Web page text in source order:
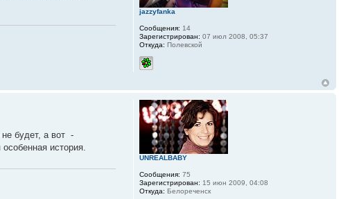
jazzyfanka
Сообщения: 14
Зарегистрирован: 07 июл 2008, 05:37
Откуда: Полевской
будет, а вот -
история.
UNREALBABY
Сообщения: 75
Зарегистрирован: 15 июн 2009, 04:08
Откуда: Белореченск